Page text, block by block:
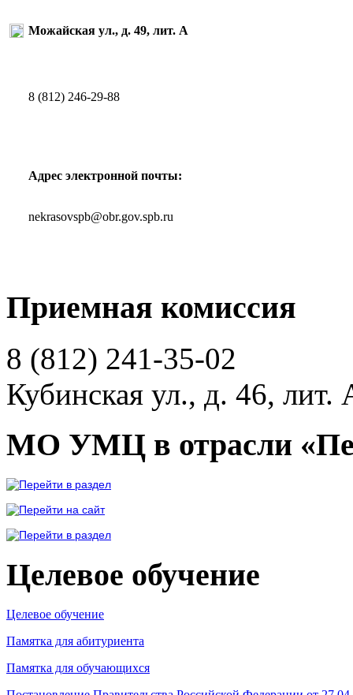
Можайская ул., д. 49, лит. А
8 (812) 246-29-88
Адрес электронной почты:
nekrasovspb@obr.gov.spb.ru
Приемная комиссия
8 (812) 241-35-02
Кубинская ул., д. 46, лит.
МО УМЦ в отрасли
Целевое обучение
Целевое обучение
Памятка для абитуриента
Памятка для обучающихся